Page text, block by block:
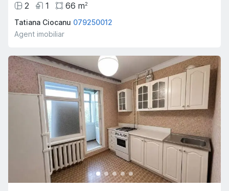
2
1 66 m2
Tatiana Ciocanu 079250012
Agent imobiliar